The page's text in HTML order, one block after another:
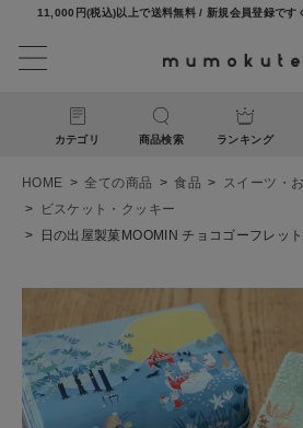
11,000円(税込)以上で送料無料 / 新規会員登録です
カテゴリ 商品検索 ランキング
ACCOUNT MENU
ようこそ ゲスト 様
HOME 全ての商品 食品
スイーツ・
ビスケット・クッキー
日の出屋製菓MOOMIN チョコゴーフレッ